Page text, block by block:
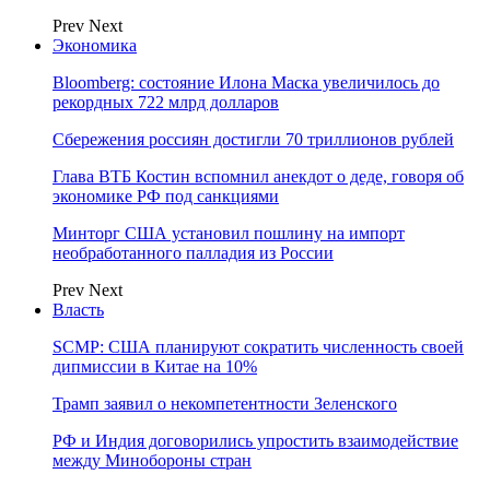
Prev Next
Экономика
Bloomberg: состояние Илона Маска увеличилось до
рекордных 722 млрд долларов
Сбережения россиян достигли 70 триллионов рублей
Глава ВТБ Костин вспомнил анекдот о деде, говоря об
экономике РФ под санкциями
Минторг США установил пошлину на импорт
необработанного палладия из России
Prev Next
Власть
SCMP: США планируют сократить численность своей
дипмиссии в Китае на 10%
Трамп заявил о некомпетентности Зеленского
РФ и Индия договорились упростить взаимодействие
между Минобороны стран